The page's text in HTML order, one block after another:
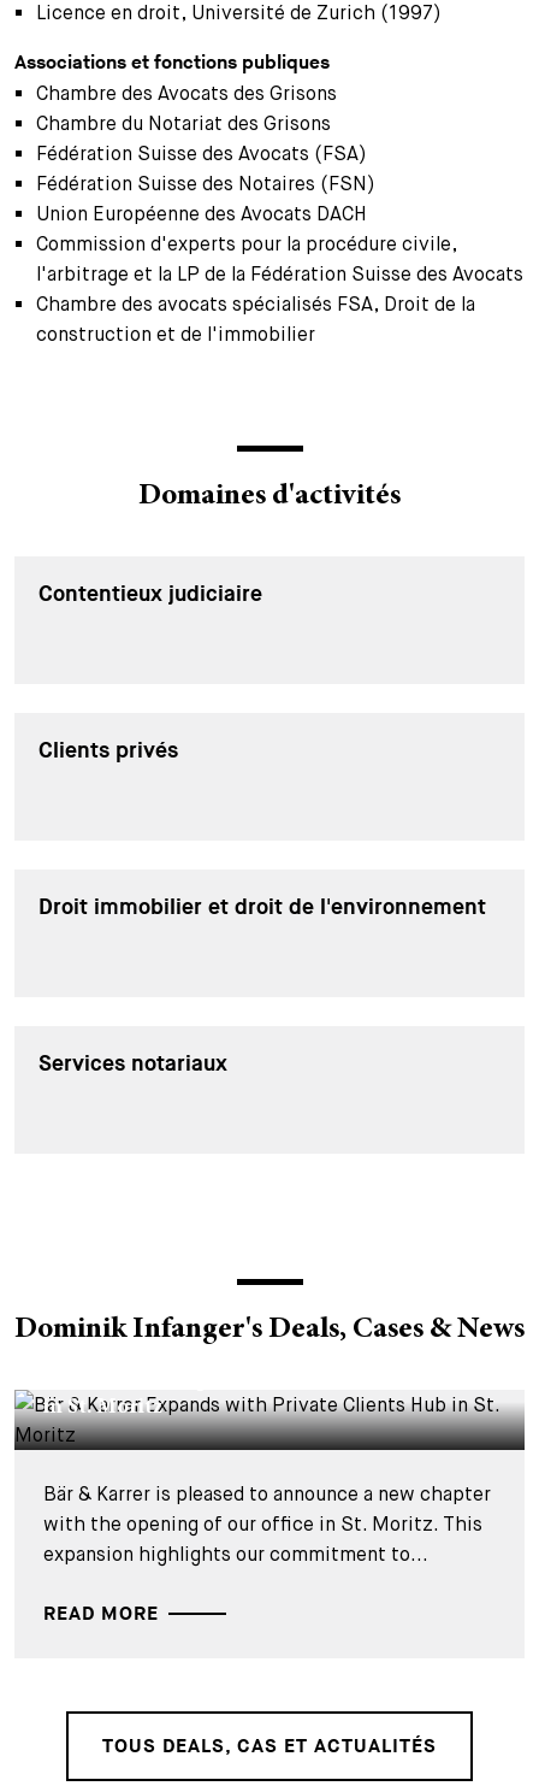
Licence en droit, Université de Zurich (1997)
Associations et fonctions publiques
Chambre des Avocats des Grisons
Chambre du Notariat des Grisons
Fédération Suisse des Avocats (FSA)
Fédération Suisse des Notaires (FSN)
Union Européenne des Avocats DACH
Commission d'experts pour la procédure civile,
l'arbitrage et la LP de la Fédération Suisse des Avocats
Chambre des avocats spécialisés FSA, Droit de la
construction et de l'immobilier
Domaines d'activités
Contentieux judiciaire
Clients privés
Droit immobilier et droit de l'environnement
Services notariaux
Dominik Infanger's Deals, Cases & News
in St. Moritz
Bär & Karrer is pleased to announce a new chapter
with the opening of our office in St. Moritz. This
expansion highlights our commitment to...
READ MORE
TOUS DEALS, CAS ET ACTUALITÉS